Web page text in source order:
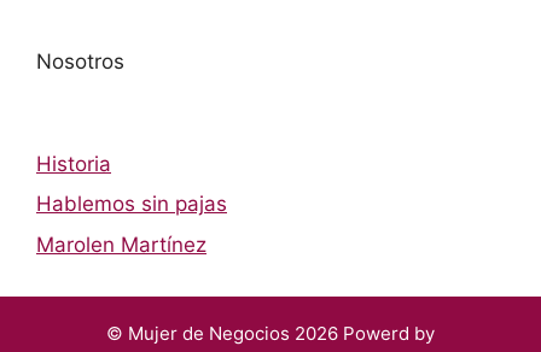
Nosotros
Historia
Hablemos sin pajas
Marolen Martínez
© Mujer de Negocios 2026 Powerd by